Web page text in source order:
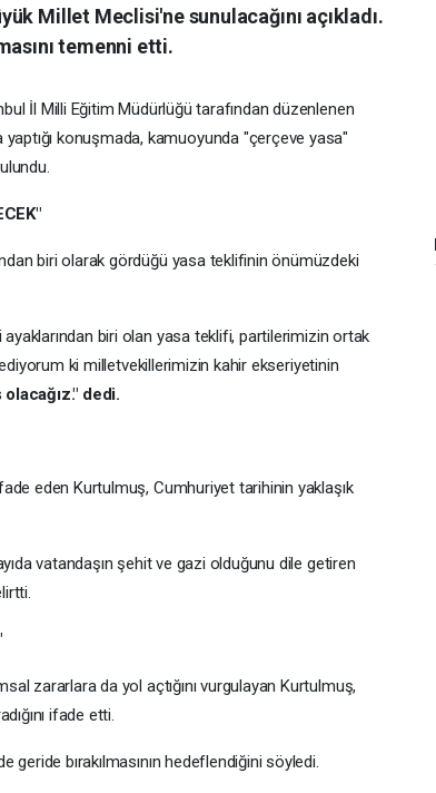
Millet Meclisi'ne sunulacağını açıkladı.
temenni etti.
İl Milli Eğitim Müdürlüğü tarafından düzenlenen
konuşmada, kamuoyunda "çerçeve yasa"
biri olarak gördüğü yasa teklifinin önümüzdeki
biri olan yasa teklifi, partilerimizin ortak
ki milletvekillerimizin kahir ekseriyetinin
olacağız." dedi.
eden Kurtulmuş, Cumhuriyet tarihinin yaklaşık
vatandaşın şehit ve gazi olduğunu dile getiren
zararlara da yol açtığını vurgulayan Kurtulmuş,
ifade etti.
bırakılmasının hedeflendiğini söyledi.